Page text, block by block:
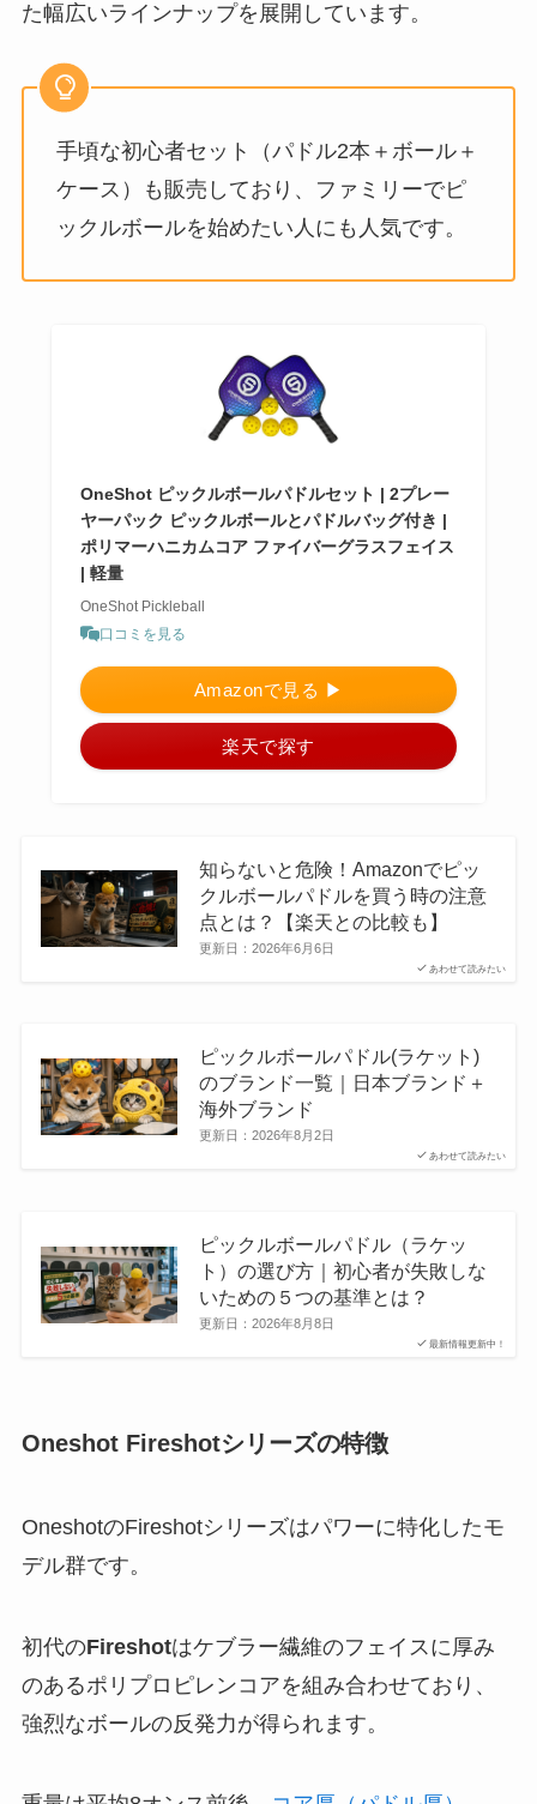
た幅広いラインナップを展開しています。
手頃な初心者セット（パドル2本＋ボール＋
ケース）も販売しており、ファミリーでピ
ックルボールを始めたい人にも人気です。
OneShot ピックルボールパドルセット | 2プレー
ヤーパック ピックルボールとパドルバッグ付き |
ポリマーハニカムコア ファイバーグラスフェイス
| 軽量
OneShot Pickleball
口コミを見る
Amazonで見る ▶︎
楽天で探す
あわせて読みたい
知らないと危険！Amazonでピッ
クルボールパドルを買う時の注意
点とは？【楽天との比較も】
更新日： 2026年6月6日
あわせて読みたい
ピックルボールパドル(ラケット)
のブランド一覧｜日本ブランド＋
海外ブランド
更新日： 2026年8月2日
最新情報更新中！
ピックルボールパドル（ラケッ
ト）の選び方｜初心者が失敗しな
いための５つの基準とは？
更新日： 2026年8月8日
Oneshot Fireshotシリーズの特徴
OneshotのFireshotシリーズはパワーに特化したモ
デル群です。
初代のFireshotはケブラー繊維のフェイスに厚み
のあるポリプロピレンコアを組み合わせており、
強烈なボールの反発力が得られます。